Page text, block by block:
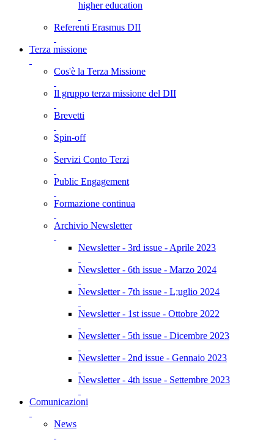
higher education
Referenti Erasmus DII
Terza missione
Cos'è la Terza Missione
Il gruppo terza missione del DII
Brevetti
Spin-off
Servizi Conto Terzi
Public Engagement
Formazione continua
Archivio Newsletter
Newsletter - 3rd issue - Aprile 2023
Newsletter - 6th issue - Marzo 2024
Newsletter - 7th issue - L;uglio 2024
Newsletter - 1st issue - Ottobre 2022
Newsletter - 5th issue - Dicembre 2023
Newsletter - 2nd issue - Gennaio 2023
Newsletter - 4th issue - Settembre 2023
Comunicazioni
News